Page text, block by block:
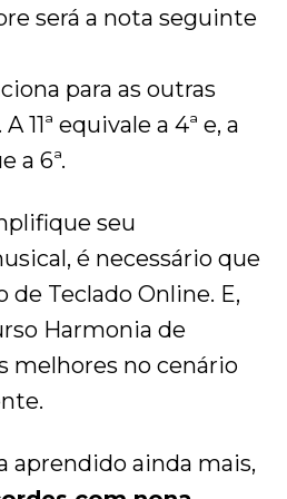
será a nota seguinte
para as outras
11ª equivale a 4ª e, a
a 6ª.
seu
é necessário que
de Teclado Online. E,
Harmonia de
melhores no cenário
aprendido ainda mais,